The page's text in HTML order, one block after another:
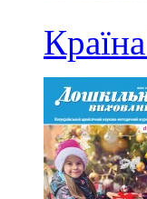
Країна